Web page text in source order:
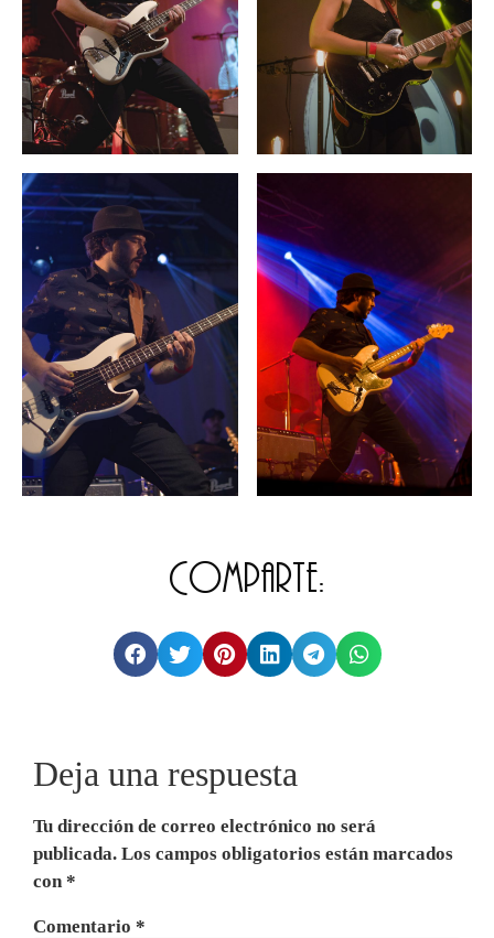
Comparte:
Deja una respuesta
Tu dirección de correo electrónico no será
publicada. Los campos obligatorios están marcados
con*
Comentario *